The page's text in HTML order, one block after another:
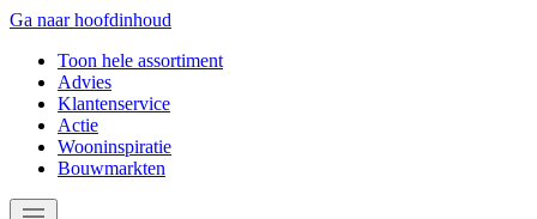
Ga naar hoofdinhoud
Toon hele assortiment
Advies
Klantenservice
Actie
Wooninspiratie
Bouwmarkten